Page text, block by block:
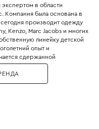
в области
Компания была основана в
производит одежду
Kenzo, Marc Jacobs и многих
линейку детской
опыт и
сдержанной
самых дорогих
и шёлк. Особое место
для крещения, первого